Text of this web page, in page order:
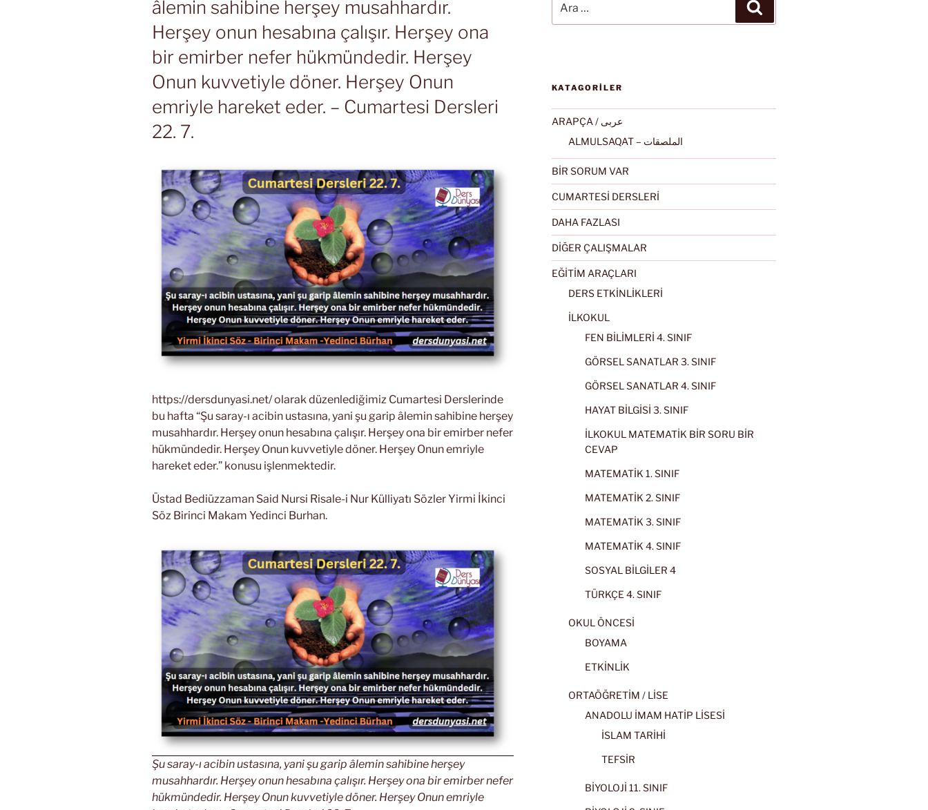
âlemin sahibine herşey musahhardır.
Herşey onun hesabına çalışır. Herşey ona
bir emirber nefer hükmündedir. Herşey
Onun kuvvetiyle döner. Herşey Onun
emriyle hareket eder. – Cumartesi Dersleri
22. 7.
https://dersdunyasi.net/ olarak düzenlediğimiz Cumartesi Derslerinde
bu hafta “Şu saray-ı acibin ustasına, yani şu garip âlemin sahibine herşey
musahhardır. Herşey onun hesabına çalışır. Herşey ona bir emirber nefer
hükmündedir. Herşey Onun kuvvetiyle döner. Herşey Onun emriyle
hareket eder.” konusu işlenmektedir.
Üstad Bediüzzaman Said Nursi Risale-i Nur Külliyatı Sözler Yirmi İkinci
Söz Birinci Makam Yedinci Burhan.
Şu saray-ı acibin ustasına, yani şu garip âlemin sahibine herşey
musahhardır. Herşey onun hesabına çalışır. Herşey ona bir emirber nefer
hükmündedir. Herşey Onun kuvvetiyle döner. Herşey Onun emriyle
KATAGORİLER
ARAPÇA / عربى
ALMULSAQAT – الملصقات
BİR SORUM VAR
CUMARTESİ DERSLERİ
DAHA FAZLASI
DİĞER ÇALIŞMALAR
EĞİTİM ARAÇLARI
DERS ETKİNLİKLERİ
İLKOKUL
FEN BİLİMLERİ 4. SINIF
GÖRSEL SANATLAR 3. SINIF
GÖRSEL SANATLAR 4. SINIF
HAYAT BİLGİSİ 3. SINIF
İLKOKUL MATEMATİK BİR SORU BİR
CEVAP
MATEMATİK 1. SINIF
MATEMATİK 2. SINIF
MATEMATİK 3. SINIF
MATEMATİK 4. SINIF
SOSYAL BİLGİLER 4
TÜRKÇE 4. SINIF
OKUL ÖNCESİ
BOYAMA
ETKİNLİK
ORTAÖĞRETİM / LİSE
ANADOLU İMAM HATİP LİSESİ
İSLAM TARİHİ
TEFSİR
BİYOLOJİ 11. SINIF